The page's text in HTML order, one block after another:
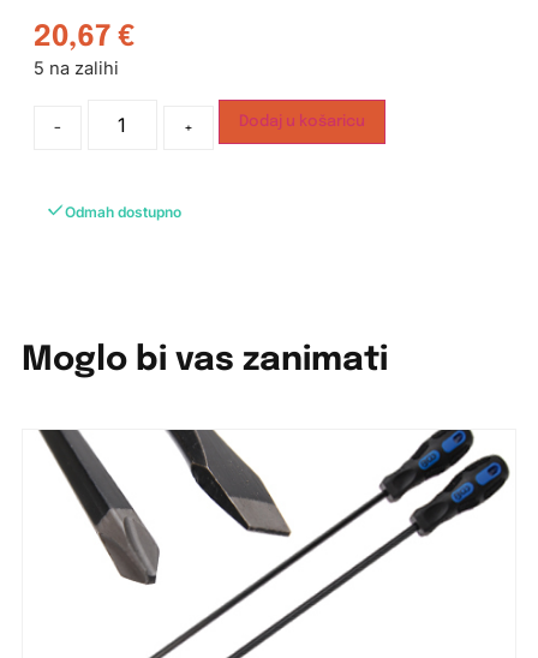
20,67 €
5 na zalihi
- + Dodaj u košaricu
Odmah dostupno
Moglo bi vas zanimati